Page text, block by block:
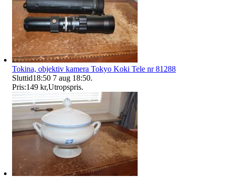
Tokina, objektiv kamera Tokyo Koki Tele nr 81288
Sluttid18:50 7 aug 18:50.
Pris:149 kr,Utropspris.